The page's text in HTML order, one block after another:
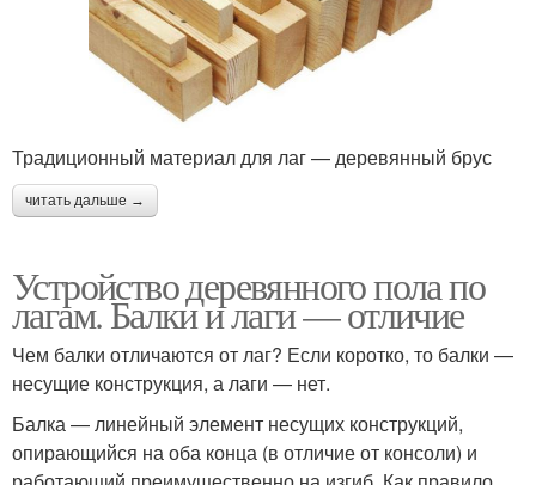
Традиционный материал для лаг — деревянный брус
читать дальше →
Устройство деревянного пола по
лагам. Балки и лаги — отличие
Чем балки отличаются от лаг? Если коротко, то балки —
несущие конструкция, а лаги — нет.
Балка — линейный элемент несущих конструкций,
опирающийся на оба конца (в отличие от консоли) и